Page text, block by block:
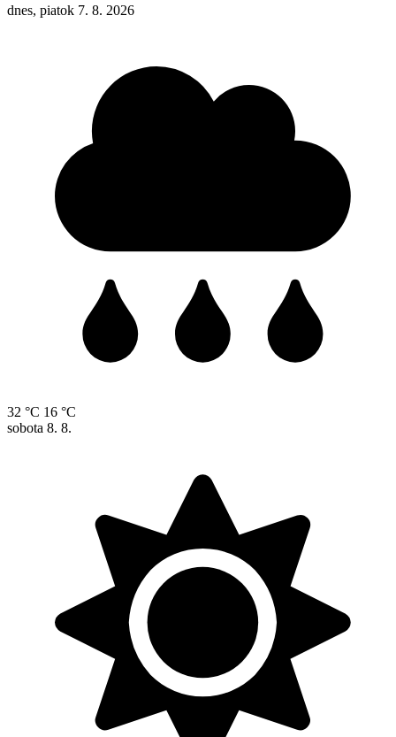
dnes, piatok 7. 8. 2026
32 °C 16 °C
sobota 8. 8.